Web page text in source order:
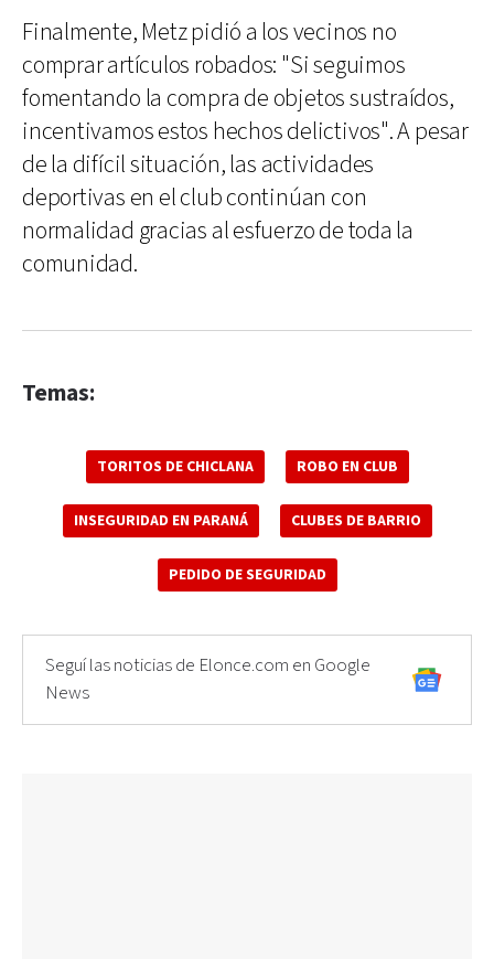
Finalmente, Metz pidió a los vecinos no
comprar artículos robados: "Si seguimos
fomentando la compra de objetos sustraídos,
incentivamos estos hechos delictivos". A pesar
de la difícil situación, las actividades
deportivas en el club continúan con
normalidad gracias al esfuerzo de toda la
comunidad.
Temas:
TORITOS DE CHICLANA ROBO EN CLUB
INSEGURIDAD EN PARANÁ CLUBES DE BARRIO
PEDIDO DE SEGURIDAD
Seguí las noticias de Elonce.com en Google
News